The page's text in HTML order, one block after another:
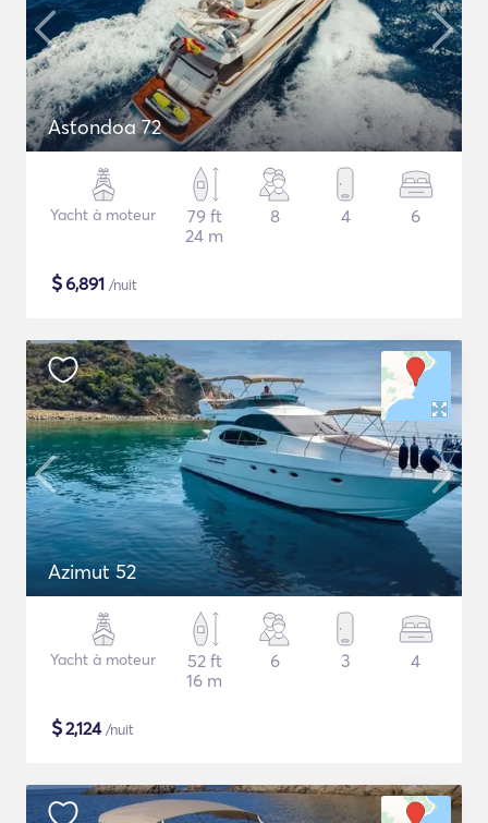
Astondoa 72
Yacht à moteur
79 ft
24 m
8 4 6
$6,891 /nuit
Azimut 52
Yacht à moteur
52 ft
16 m
6 3 4
$2,124/nuit